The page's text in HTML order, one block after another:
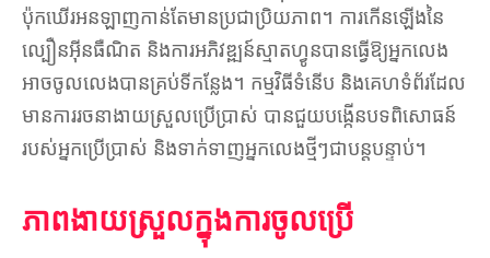
ប៉ុកឃើរអនឡាញកាន់តែមានប្រជាប្រិយភាព។ ការកើនឡើងនៃ
ល្បឿនអ៊ីនធឺណិត និងការអភិវឌ្ឍន៍ស្មាតហ្វូនបានធ្វើឱ្យអ្នកលេង
អាចចូលលេងបានគ្រប់ទីកន្លែង។ កម្មវិធីទំនើប និងគេហទំព័រដែល
មានការរចនាងាយស្រួលប្រើប្រាស់ បានជួយបង្កើនបទពិសោធន៍
របស់អ្នកប្រើប្រាស់ និងទាក់ទាញអ្នកលេងថ្មីៗជាបន្តបន្ទាប់។
ភាពងាយស្រួលក្នុងការចូលប្រើ